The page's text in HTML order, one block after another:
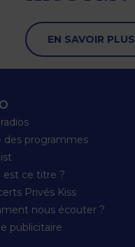
EN SAVOIR PLUS
des programmes
est ce titre ?
Privés Kiss
nous écouter ?
publicitaire